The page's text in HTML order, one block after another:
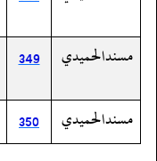
مسندالحميدي
349
مسندالحميدي
350